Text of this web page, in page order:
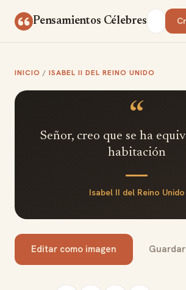
Pensamientos Célebres Buscar
INICIO / ISABEL II DEL REINO UNIDO
“
Señor, creo que se ha
habitación
Isabel II del Reino Unido
Editar como imagen Guardar